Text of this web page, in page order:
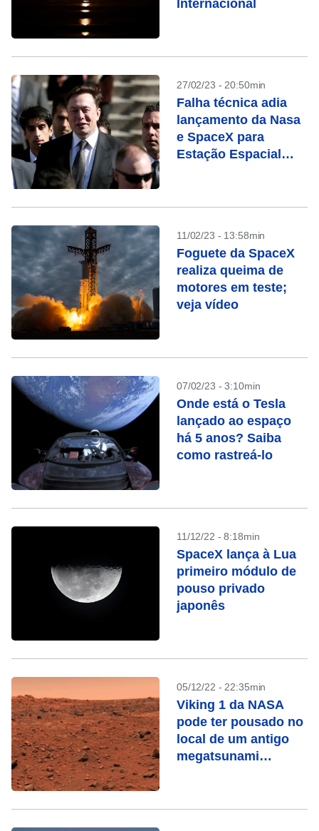
Internacional
27/02/23 - 20:50min
Falha técnica adia
lançamento da Nasa
e SpaceX para
Estação Espacial
11/02/23 - 13:58min
Foguete da SpaceX
realiza queima de
motores em teste;
veja vídeo
07/02/23 - 3:10min
Onde está o Tesla
lançado ao espaço
há 5 anos? Saiba
como rastreá-lo
11/12/22 - 8:18min
SpaceX lança à Lua
primeiro módulo de
pouso privado
japonês
05/12/22 - 22:35min
Viking 1 da NASA
pode ter pousado no
local de um antigo
megatsunami